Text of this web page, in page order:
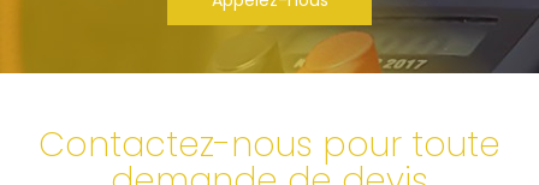
Contactez-nous pour toute